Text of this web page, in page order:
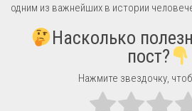
одним из важнейших в истории
Насколько
пост?
Нажмите звездочку,